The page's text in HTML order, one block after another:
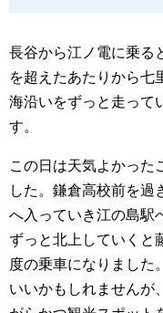
長谷から江ノ電に乗る
を超えたあたりから七
海沿いをずっと走って
す。
この日は天気よかった
した。鎌倉高校前を過
へ入っていき江の島駅
ずっと北上していくと
度の乗車になりました
いいかもしれませんが